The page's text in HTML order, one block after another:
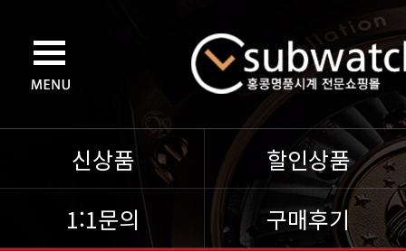
신상품
할인상품
1:1문의
구매후기